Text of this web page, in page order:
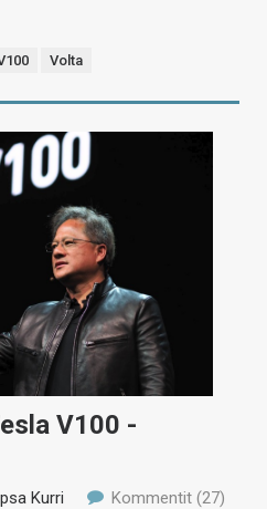
Volta
V100 -
Kurri Kommentit (27)